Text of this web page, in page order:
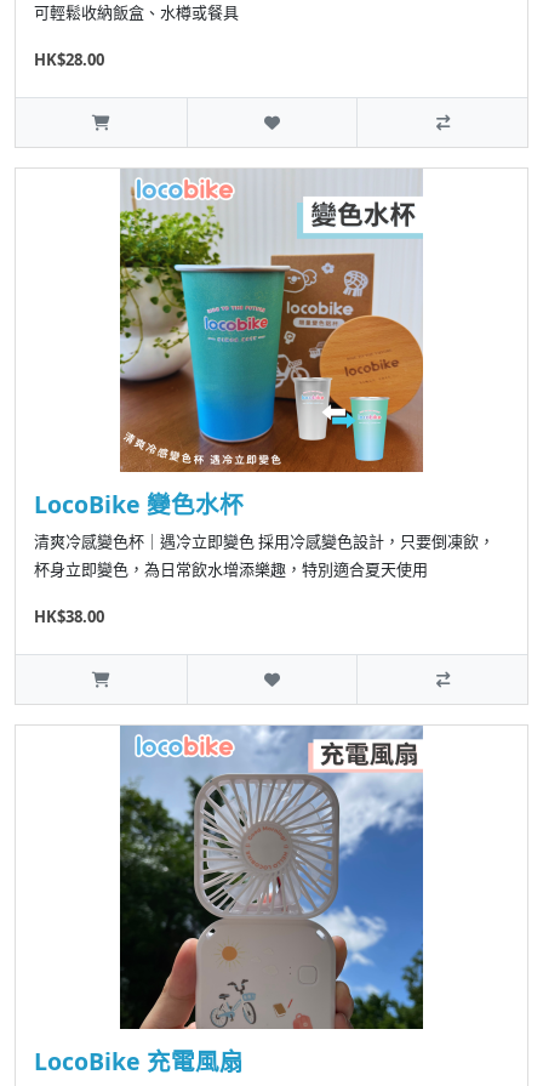
可輕鬆收納飯盒、水樽或餐具
HK$28.00
LocoBike 變色水杯
清爽冷感變色杯｜遇冷立即變色 採用冷感變色設計，只要倒凍飲，
杯身立即變色，為日常飲水增添樂趣，特別適合夏天使用
HK$38.00
LocoBike 充電風扇